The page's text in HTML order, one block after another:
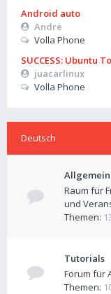
Android auto
Andre
Volla Phone
SUCCESS: Ubuntu
juacarlinux
Volla Phone
Deutsch
Allgemein
Raum für
und
Themen:
Tutorials
Forum für
Themen: